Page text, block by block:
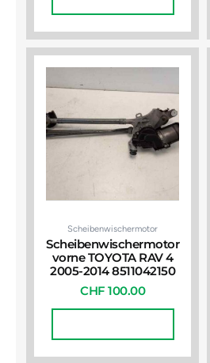
Scheibenwischermotor
Scheibenwischermotor
vorne TOYOTA RAV 4
2005-2014 8511042150
CHF 100.00